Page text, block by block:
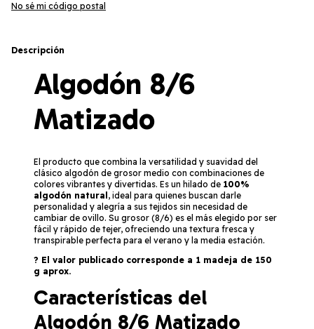
No sé mi código postal
Descripción
Algodón 8/6
Matizado
El producto que combina la versatilidad y suavidad del
clásico algodón de grosor medio con combinaciones de
colores vibrantes y divertidas. Es un hilado de 100%
algodón natural , ideal para quienes buscan darle
personalidad y alegría a sus tejidos sin necesidad de
cambiar de ovillo. Su grosor (8/6) es el más elegido por ser
fácil y rápido de tejer, ofreciendo una textura fresca y
transpirable perfecta para el verano y la media estación.
? El valor publicado corresponde a 1 madeja de 150
g aprox.
Características del
Algodón 8/6 Matizado